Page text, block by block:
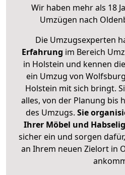
Wir haben mehr als 18
Umzügen nach
Die Umzugsexperten
Erfahrung im Bereich
in Holstein und kennen
ein Umzug von
Holstein mit sich bringt.
alles, von der Planung bis
des Umzugs. Sie
Ihrer Möbel und
sicher ein und sorgen
an Ihrem neuen Zielort in